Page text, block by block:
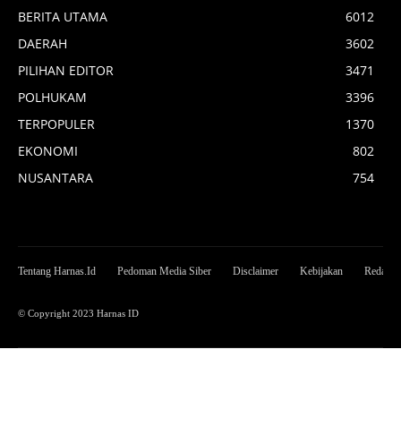
BERITA UTAMA
6012
DAERAH
3602
PILIHAN EDITOR
3471
POLHUKAM
3396
TERPOPULER
1370
EKONOMI
802
NUSANTARA
754
Tentang Harnas.Id Pedoman Media Siber Disclaimer Kebijakan Redaksi
© Copyright 2023 Harnas ID